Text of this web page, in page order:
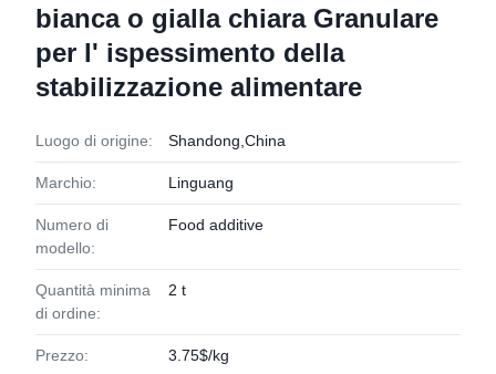
bianca o gialla chiara Granulare
per l' ispessimento della
stabilizzazione alimentare
Luogo di origine: Shandong,China
Marchio: Linguang
Numero di
modello:
Food additive
Quantità minima
di ordine:
2 t
Prezzo: 3.75$/kg